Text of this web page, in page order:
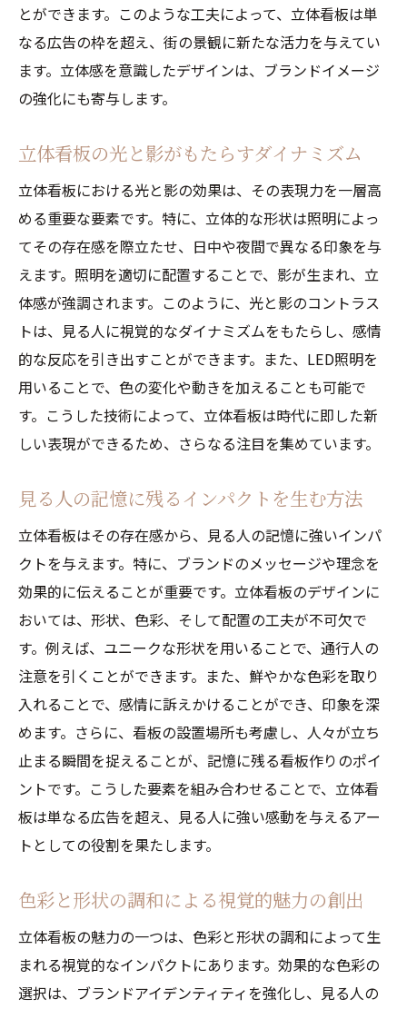
とができます。このような工夫によって、立体看板は単
なる広告の枠を超え、街の景観に新たな活力を与えてい
ます。立体感を意識したデザインは、ブランドイメージ
の強化にも寄与します。
立体看板の光と影がもたらすダイナミズム
立体看板における光と影の効果は、その表現力を一層高
める重要な要素です。特に、立体的な形状は照明によっ
てその存在感を際立たせ、日中や夜間で異なる印象を与
えます。照明を適切に配置することで、影が生まれ、立
体感が強調されます。このように、光と影のコントラス
トは、見る人に視覚的なダイナミズムをもたらし、感情
的な反応を引き出すことができます。また、LED照明を
用いることで、色の変化や動きを加えることも可能で
す。こうした技術によって、立体看板は時代に即した新
しい表現ができるため、さらなる注目を集めています。
見る人の記憶に残るインパクトを生む方法
立体看板はその存在感から、見る人の記憶に強いインパ
クトを与えます。特に、ブランドのメッセージや理念を
効果的に伝えることが重要です。立体看板のデザインに
おいては、形状、色彩、そして配置の工夫が不可欠で
す。例えば、ユニークな形状を用いることで、通行人の
注意を引くことができます。また、鮮やかな色彩を取り
入れることで、感情に訴えかけることができ、印象を深
めます。さらに、看板の設置場所も考慮し、人々が立ち
止まる瞬間を捉えることが、記憶に残る看板作りのポイ
ントです。こうした要素を組み合わせることで、立体看
板は単なる広告を超え、見る人に強い感動を与えるアー
トとしての役割を果たします。
色彩と形状の調和による視覚的魅力の創出
立体看板の魅力の一つは、色彩と形状の調和によって生
まれる視覚的なインパクトにあります。効果的な色彩の
選択は、ブランドアイデンティティを強化し、見る人の